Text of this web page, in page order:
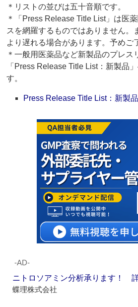
＊リストの並びは五十音順です。
＊「Press Release Title List」は医
スを網羅するものではありません。
より遅れる場合があります。予めご
＊一般用医薬品など新製品のプレス
「Press Release Title List：新製品
す。
Press Release Title List：新製品
‐AD‐
ニトロソアミン分析承ります！
蝶理株式会社